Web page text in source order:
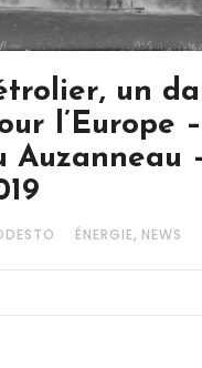
un
l’Europe –
Auzanneau
ÉNERGIE, NEWS